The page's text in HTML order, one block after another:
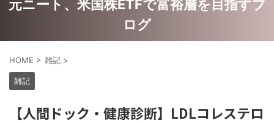
元ニート、米国株ETFで富裕層を目指すブ
ログ
HOME > 雑記 >
雑記
【人間ドック・健康診断】LDLコレステロ